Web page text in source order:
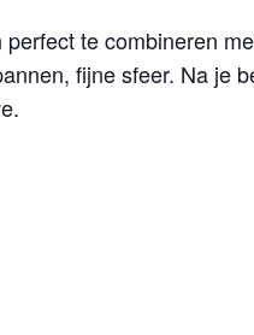
perfect te combineren
fijne sfeer. Na je